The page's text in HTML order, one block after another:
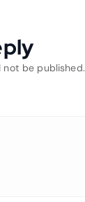
not be published.